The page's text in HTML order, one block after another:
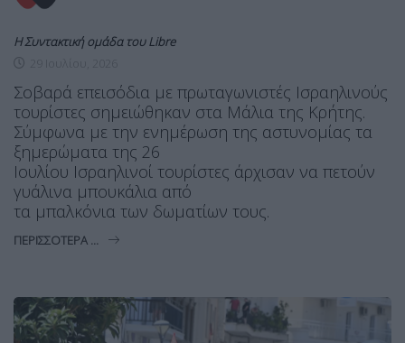
Η Συντακτική ομάδα του Libre
Σοβαρά επεισόδια με πρωταγωνιστές Ισραηλινούς
τουρίστες σημειώθηκαν στα Μάλια της Κρήτης.
Σύμφωνα με την ενημέρωση της αστυνομίας τα
ξημερώματα της 26
Ιουλίου Ισραηλινοί τουρίστες άρχισαν να πετούν
γυάλινα μπουκάλια από
τα μπαλκόνια των δωματίων τους.
ΠΕΡΙΣΣΌΤΕΡΑ ...